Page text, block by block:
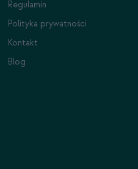
Regulamin
Polityka prywatności
Kontakt
Blog